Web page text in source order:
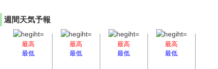
週間天気予報
最高
最低
最高
最低
最高
最低
最高
最低